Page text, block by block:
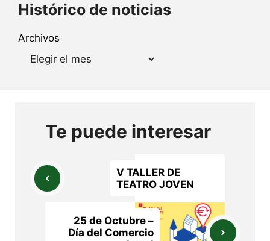
Histórico de noticias
Archivos
Te puede interesar
V TALLER DE
TEATRO JOVEN
25 de Octubre –
Día del Comercio